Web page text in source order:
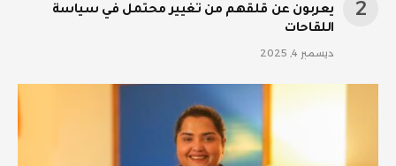
يعربون عن قلقهم من تغيير محتمل في سياسة
اللقاحات
ديسمبر 4, 2025